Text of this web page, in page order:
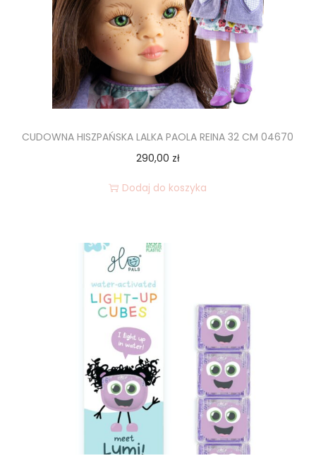
CUDOWNA HISZPAŃSKA LALKA PAOLA REINA 32 CM 04670
290,00 zł
Dodaj do koszyka